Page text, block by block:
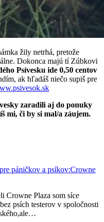
žily netrhá, pretože
Dokonca majú tí Zúbkovi
Psívesku ide 0,50 centov
ak hľadáš niečo supiš pre
zaradili aj do ponuky
mi, či by si mal/a záujem.
páničkov a psíkov:Crowne
Crowne Plaza som síce
psích testerov v spoločnosti